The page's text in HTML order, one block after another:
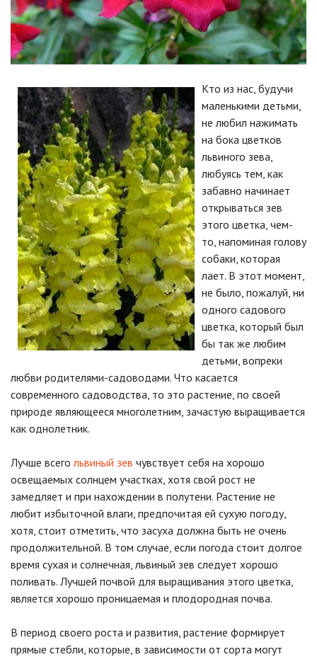
Кто из нас, будучи
маленькими детьми,
не любил нажимать
на бока цветков
львиного зева,
любуясь тем, как
забавно начинает
открываться зев
этого цветка, чем-
то, напоминая голову
собаки, которая
лает. В этот момент,
не было, пожалуй, ни
одного садового
цветка, который был
бы так же любим
детьми, вопреки
любви родителями-садоводами. Что касается
современного садоводства, то это растение, по своей
природе являющееся многолетним, зачастую выращивается
как однолетник.
Лучше всего львиный зев чувствует себя на хорошо
освещаемых солнцем участках, хотя свой рост не
замедляет и при нахождении в полутени. Растение не
любит избыточной влаги, предпочитая ей сухую погоду,
хотя, стоит отметить, что засуха должна быть не очень
продолжительной. В том случае, если погода стоит долгое
время сухая и солнечная, львиный зев следует хорошо
поливать. Лучшей почвой для выращивания этого цветка,
является хорошо проницаемая и плодородная почва.
В период своего роста и развития, растение формирует
прямые стебли, которые, в зависимости от сорта могут